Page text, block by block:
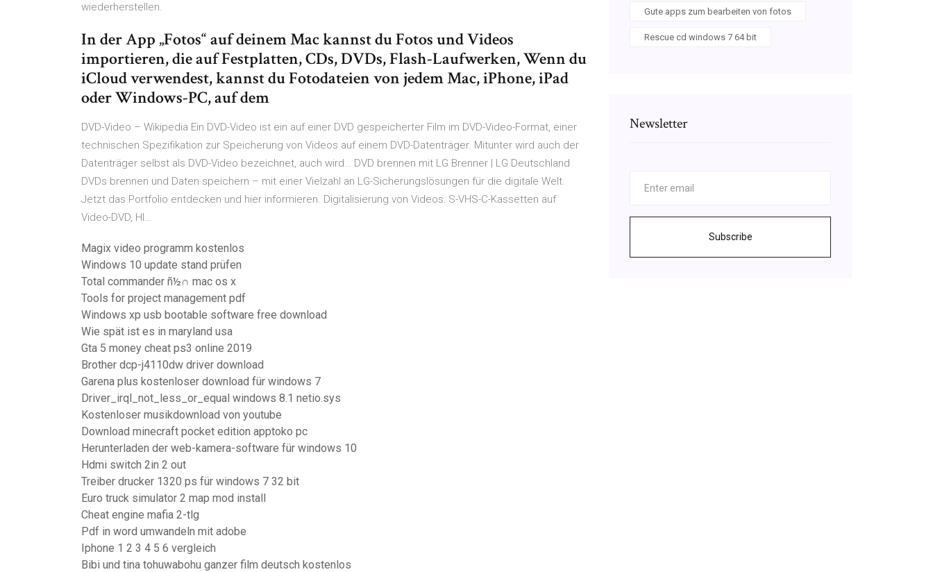
wiederherstellen.
In der App „Fotos“ auf deinem Mac kannst du Fotos und Videos
importieren, die auf Festplatten, CDs, DVDs, Flash-Laufwerken, Wenn du
iCloud verwendest, kannst du Fotodateien von jedem Mac, iPhone, iPad
oder Windows-PC, auf dem
DVD-Video – Wikipedia Ein DVD-Video ist ein auf einer DVD gespeicherter Film im DVD-Video-Format, einer
technischen Spezifikation zur Speicherung von Videos auf einem DVD-Datenträger. Mitunter wird auch der
Datenträger selbst als DVD-Video bezeichnet, auch wird… DVD brennen mit LG Brenner | LG Deutschland
DVDs brennen und Daten speichern – mit einer Vielzahl an LG-Sicherungslösungen für die digitale Welt.
Jetzt das Portfolio entdecken und hier informieren. Digitalisierung von Videos: S-VHS-C-Kassetten auf
Video-DVD, HI…
Magix video programm kostenlos
Windows 10 update stand prüfen
Total commander ñ½∩ mac os x
Tools for project management pdf
Windows xp usb bootable software free download
Wie spät ist es in maryland usa
Gta 5 money cheat ps3 online 2019
Brother dcp-j4110dw driver download
Garena plus kostenloser download für windows 7
Driver_irql_not_less_or_equal windows 8.1 netio.sys
Kostenloser musikdownload von youtube
Download minecraft pocket edition apptoko pc
Herunterladen der web-kamera-software für windows 10
Hdmi switch 2in 2 out
Treiber drucker 1320 ps für windows 7 32 bit
Euro truck simulator 2 map mod install
Cheat engine mafia 2-tlg
Pdf in word umwandeln mit adobe
Iphone 1 2 3 4 5 6 vergleich
Bibi und tina tohuwabohu ganzer film deutsch kostenlos
Gute apps zum bearbeiten von fotos
Rescue cd windows 7 64 bit
Newsletter
Subscribe